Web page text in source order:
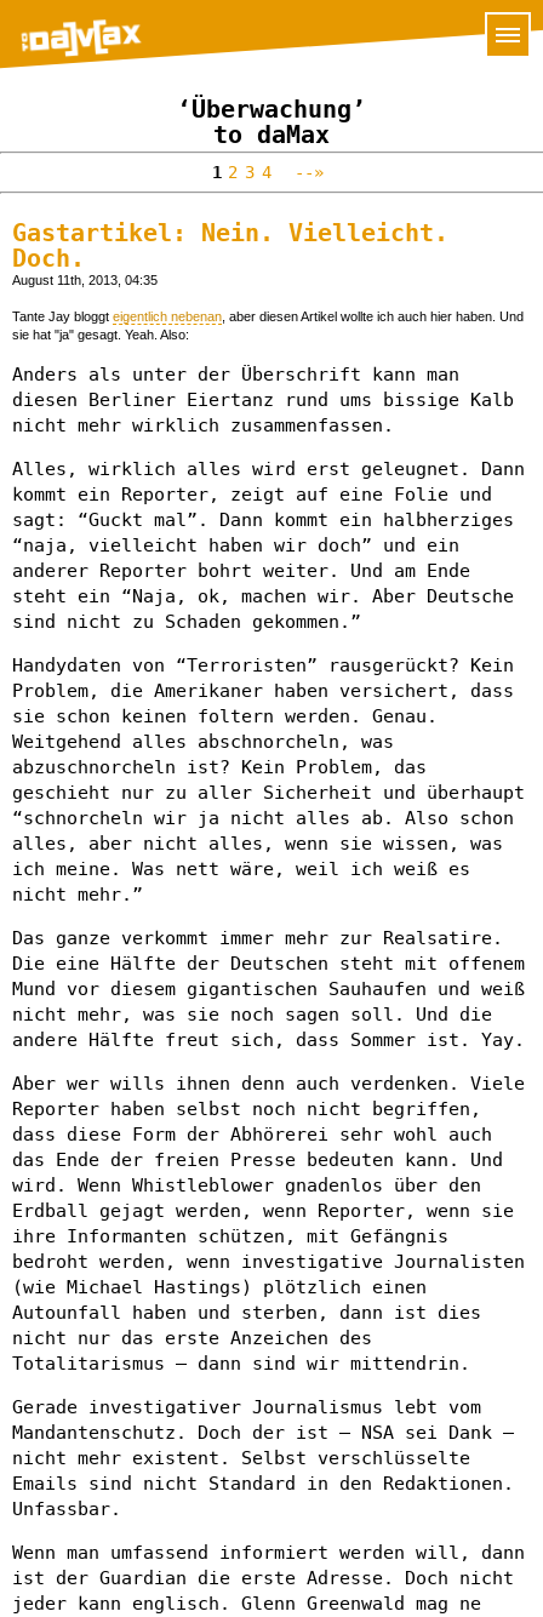
‘Überwachung’
to daMax
1 2 3 4 --»
Gastartikel: Nein. Vielleicht.
Doch.
August 11th, 2013, 04:35
Tante Jay bloggt eigentlich nebenan , aber diesen Artikel wollte ich auch hier haben. Und
sie hat "ja" gesagt. Yeah. Also:
Anders als unter der Überschrift kann man
diesen Berliner Eiertanz rund ums bissige Kalb
nicht mehr wirklich zusammenfassen.
Alles, wirklich alles wird erst geleugnet. Dann
kommt ein Reporter, zeigt auf eine Folie und
sagt: “Guckt mal”. Dann kommt ein halbherziges
“naja, vielleicht haben wir doch” und ein
anderer Reporter bohrt weiter. Und am Ende
steht ein “Naja, ok, machen wir. Aber Deutsche
sind nicht zu Schaden gekommen.”
Handydaten von “Terroristen” rausgerückt? Kein
Problem, die Amerikaner haben versichert, dass
sie schon keinen foltern werden. Genau.
Weitgehend alles abschnorcheln, was
abzuschnorcheln ist? Kein Problem, das
geschieht nur zu aller Sicherheit und überhaupt
“schnorcheln wir ja nicht alles ab. Also schon
alles, aber nicht alles, wenn sie wissen, was
ich meine. Was nett wäre, weil ich weiß es
nicht mehr.”
Das ganze verkommt immer mehr zur Realsatire.
Die eine Hälfte der Deutschen steht mit offenem
Mund vor diesem gigantischen Sauhaufen und weiß
nicht mehr, was sie noch sagen soll. Und die
andere Hälfte freut sich, dass Sommer ist. Yay.
Aber wer wills ihnen denn auch verdenken. Viele
Reporter haben selbst noch nicht begriffen,
dass diese Form der Abhörerei sehr wohl auch
das Ende der freien Presse bedeuten kann. Und
wird. Wenn Whistleblower gnadenlos über den
Erdball gejagt werden, wenn Reporter, wenn sie
ihre Informanten schützen, mit Gefängnis
bedroht werden, wenn investigative Journalisten
(wie Michael Hastings) plötzlich einen
Autounfall haben und sterben, dann ist dies
nicht nur das erste Anzeichen des
Totalitarismus – dann sind wir mittendrin.
Gerade investigativer Journalismus lebt vom
Mandantenschutz. Doch der ist – NSA sei Dank –
nicht mehr existent. Selbst verschlüsselte
Emails sind nicht Standard in den Redaktionen.
Unfassbar.
Wenn man umfassend informiert werden will, dann
ist der Guardian die erste Adresse. Doch nicht
jeder kann englisch. Glenn Greenwald mag ne